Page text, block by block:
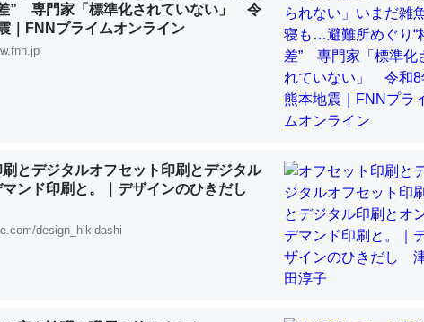
究発表】昆虫学の大問題＝「昆虫はなぜ海にいないのか」に関する新仮説
えるとカルシウムを大量に使う脊椎動物と貝類は苦労してるんだな…。腹足
究発表】昆虫学の大問題＝「昆虫はなぜ海にいないのか」に関する新仮説
実家に置いて４年。でたまに覗いてる。ぼちぼちRingも置こうかと画策
” 専門家「標準化されていない」 令
｜FNNプライムオンライン
とデジタルオフセット印刷とデジタル
マンド印刷と。｜デザインのひきだし
design_hikidashi